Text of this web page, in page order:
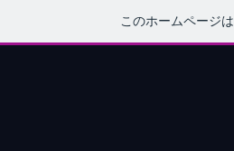
このホームページは